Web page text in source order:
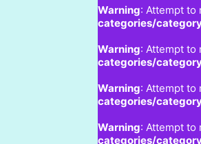
Warning: Attempt to
categories/
Warning: Attempt to
categories/
Warning: Attempt
categories/
Warning: Attempt
categories/